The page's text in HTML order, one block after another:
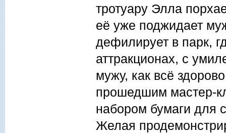
тротуару Элла
её уже поджидает
дефилирует в парк,
аттракционах, с
мужу, как всё
прошедшим мастер-
набором бумаги для
Желая